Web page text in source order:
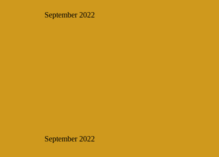
September 2022
September 2022